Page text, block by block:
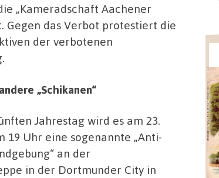
„Kameradschaft Aachener
Gegen das Verbot protestiert die
der verbotenen
„Schikanen“
Jahrestag wird es am 23.
19 Uhr eine sogenannte „Anti-
an der
in der Dortmunder City in